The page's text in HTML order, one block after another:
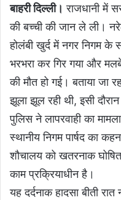
बाहरी दिल्ली। राजधानी में
की बच्ची की जान ले ली।
होलंबी खुर्द में नगर निगम के
भरभरा कर गिर गया और
की मौत हो गई। बताया जा
झूला झूल रही थी, इसी
पुलिस ने लापरवाही का
स्थानीय निगम पार्षद का
शौचालय को खतरनाक
काम प्रक्रियाधीन है।
यह दर्दनाक हादसा बीती